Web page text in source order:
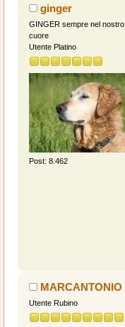
ginger
GINGER sempre nel nostro
cuore
Utente Platino
Post: 8.462
MARCANTONIO
Utente Rubino